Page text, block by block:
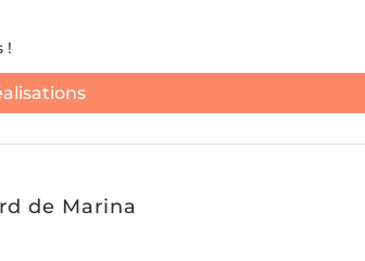
!
de Marina